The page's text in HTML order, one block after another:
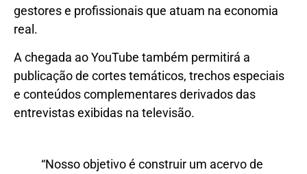
gestores e profissionais que atuam na economia
real.
A chegada ao YouTube também permitirá a
publicação de cortes temáticos, trechos especiais
e conteúdos complementares derivados das
entrevistas exibidas na televisão.
“Nosso objetivo é construir um acervo de